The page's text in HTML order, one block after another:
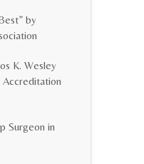
by
K. Wesley
Surgeon in